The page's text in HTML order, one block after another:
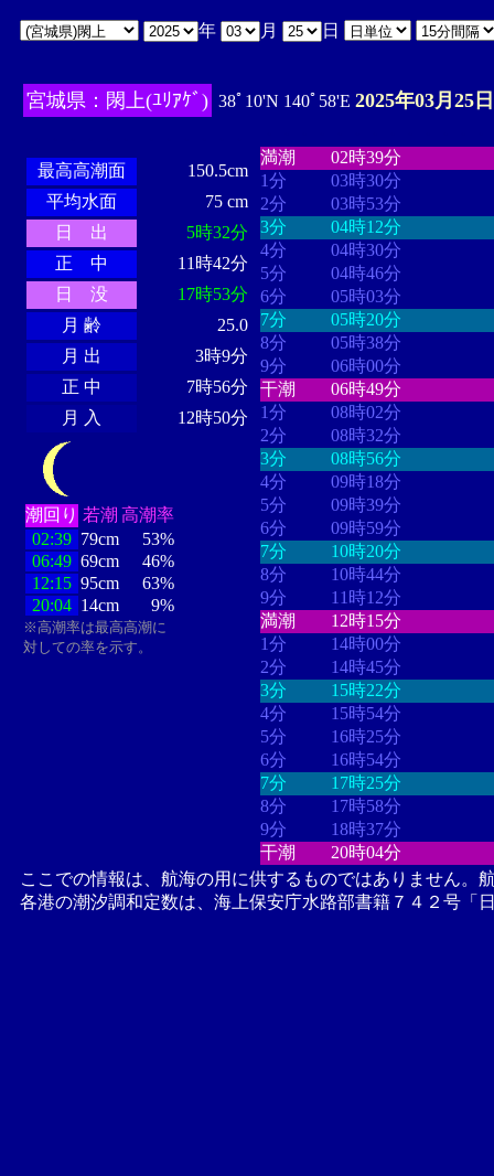
年 月 日
宮城県：閖上(ﾕﾘｱｹﾞ) 38ﾟ10'N 140ﾟ58'E 2025年03月25
最高高潮面
150.5cm
平均水面
75 cm
日 出
5時32分
正 中
11時42分
日 没
17時53分
月 齢
25.0
月 出
3時9分
正 中
7時56分
月 入
12時50分
潮回り 若潮 高潮率
02:39 79cm
53%
06:49 69cm
46%
12:15 95cm
63%
20:04 14cm 9%
※高潮率は最高高潮に
対しての率を示す。
満潮
02時39分
1分
03時30分
2分
03時53分
3分
04時12分
4分
04時30分
5分
04時46分
6分
05時03分
7分
05時20分
8分
05時38分
9分
06時00分
干潮
06時49分
1分
08時02分
2分
08時32分
3分
08時56分
4分
09時18分
5分
09時39分
6分
09時59分
7分
10時20分
8分
10時44分
9分
11時12分
満潮
12時15分
1分
14時00分
2分
14時45分
3分
15時22分
4分
15時54分
5分
16時25分
6分
16時54分
7分
17時25分
8分
17時58分
9分
18時37分
干潮
20時04分
ここでの情報は、航海の用に供するものではありません。
各港の潮汐調和定数は、海上保安庁水路部書籍７４２号「